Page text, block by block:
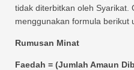
tidak diterbitkan oleh Syarikat.
menggunakan formula berikut
Rumusan Minat
Faedah = (Jumlah Amaun